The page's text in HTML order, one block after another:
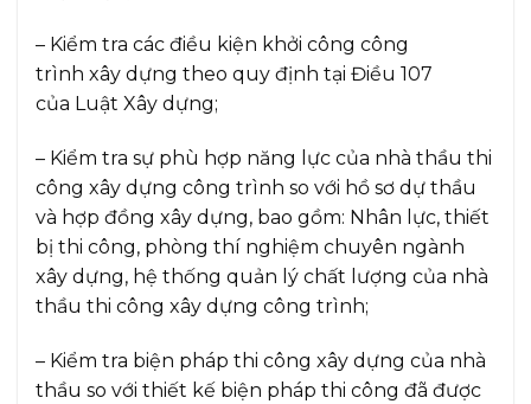
– Kiểm tra các điều kiện khởi công công
trình xây dựng theo quy định tại Điều 107
của Luật Xây dựng;
– Kiểm tra sự phù hợp năng lực của nhà thầu thi
công xây dựng công trình so với hồ sơ dự thầu
và hợp đồng xây dựng, bao gồm: Nhân lực, thiết
bị thi công, phòng thí nghiệm chuyên ngành
xây dựng, hệ thống quản lý chất lượng của nhà
thầu thi công xây dựng công trình;
– Kiểm tra biện pháp thi công xây dựng của nhà
thầu so với thiết kế biện pháp thi công đã được